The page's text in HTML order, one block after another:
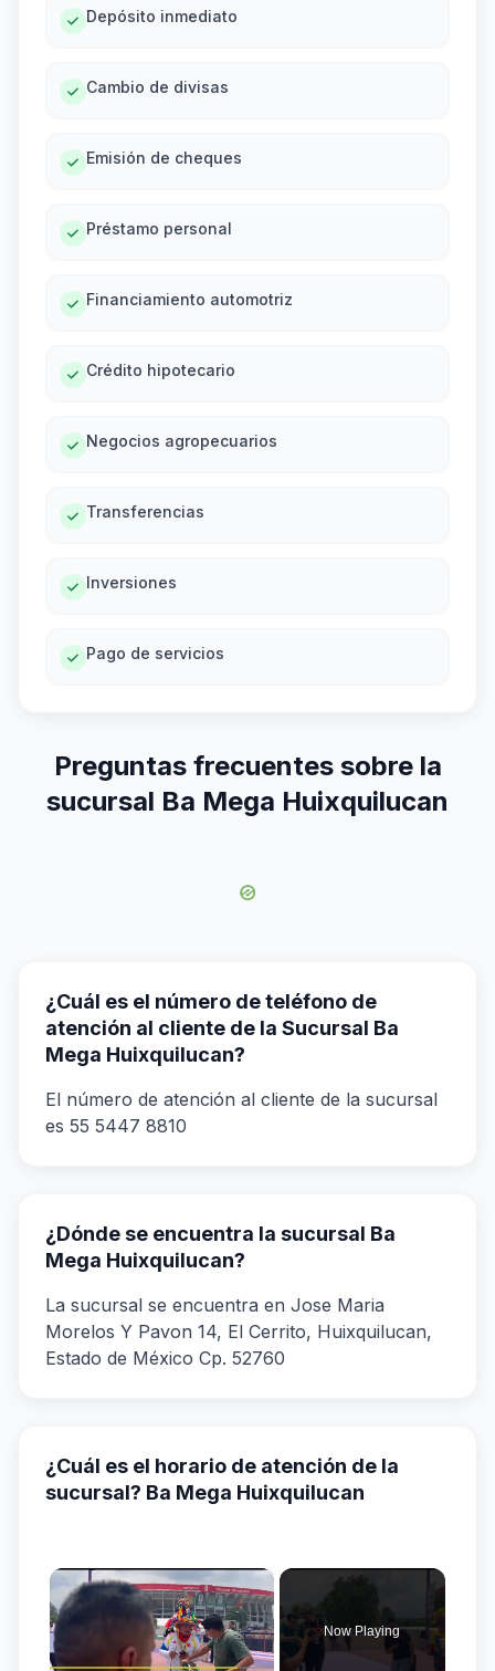
Depósito inmediato
Cambio de divisas
Emisión de cheques
Préstamo personal
Financiamiento automotriz
Crédito hipotecario
Negocios agropecuarios
Transferencias
Inversiones
Pago de servicios
Preguntas frecuentes sobre la
sucursal Ba Mega Huixquilucan
¿Cuál es el número de teléfono de
atención al cliente de la Sucursal Ba
Mega Huixquilucan?
El número de atención al cliente de la sucursal
es 55 5447 8810
¿Dónde se encuentra la sucursal Ba
Mega Huixquilucan?
La sucursal se encuentra en Jose Maria
Morelos Y Pavon 14, El Cerrito, Huixquilucan,
Estado de México Cp. 52760
¿Cuál es el horario de atención de la
sucursal? Ba Mega Huixquilucan
×
Now Playing